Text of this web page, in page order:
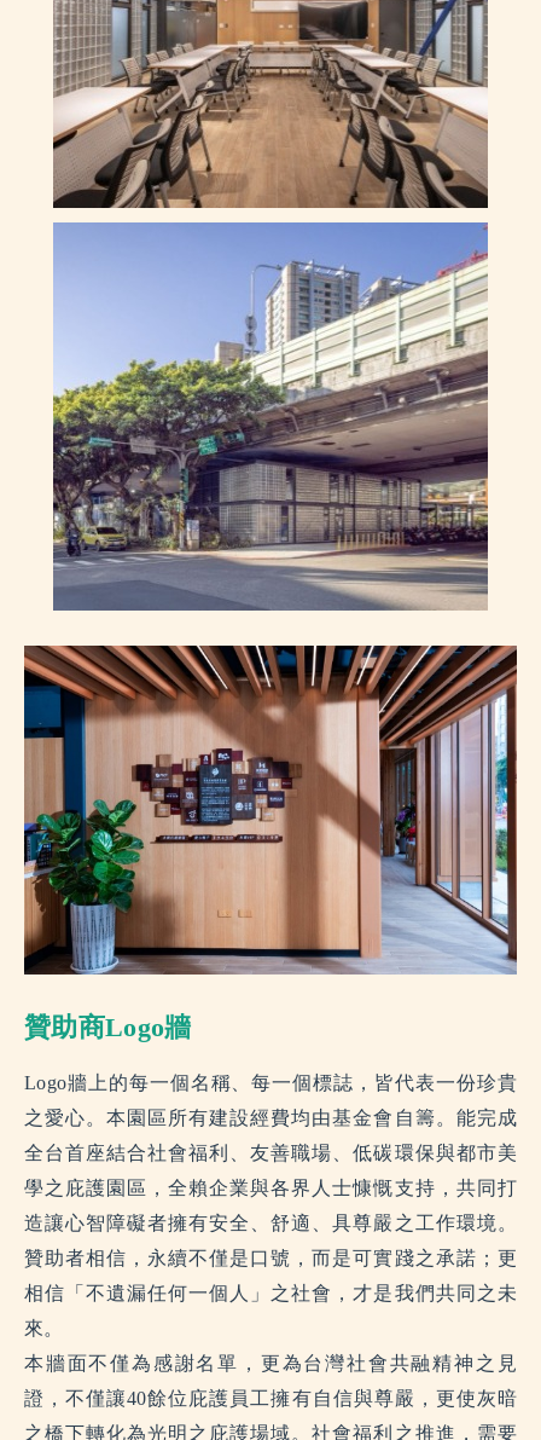
贊助商Logo牆
Logo牆上的每一個名稱、每一個標誌，皆代表一份珍貴
之愛心。本園區所有建設經費均由基金會自籌。能完成
全台首座結合社會福利、友善職場、低碳環保與都市美
學之庇護園區，全賴企業與各界人士慷慨支持，共同打
造讓心智障礙者擁有安全、舒適、具尊嚴之工作環境。
贊助者相信，永續不僅是口號，而是可實踐之承諾；更
相信「不遺漏任何一個人」之社會，才是我們共同之未
來。
本牆面不僅為感謝名單，更為台灣社會共融精神之見
證，不僅讓40餘位庇護員工擁有自信與尊嚴，更使灰暗
之橋下轉化為光明之庇護場域。社會福利之推進，需要